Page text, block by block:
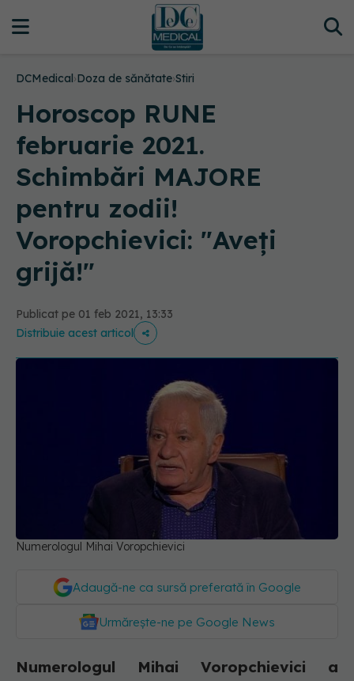
DCMedical›Doza de sănătate›Stiri
Horoscop RUNE
februarie 2021.
Schimbări MAJORE
pentru zodii!
Voropchievici: "Aveți
grijă!"
Publicat pe 01 feb 2021, 13:33
Distribuie acest articol
Numerologul Mihai Voropchievici
Adaugă-ne ca sursă preferată în Google
Urmărește-ne pe Google News
Numerologul Mihai Voropchievici a